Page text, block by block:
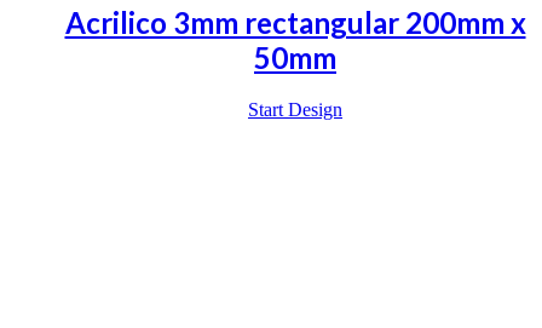
Acrilico 3mm rectangular 200mm x
50mm
Start Design